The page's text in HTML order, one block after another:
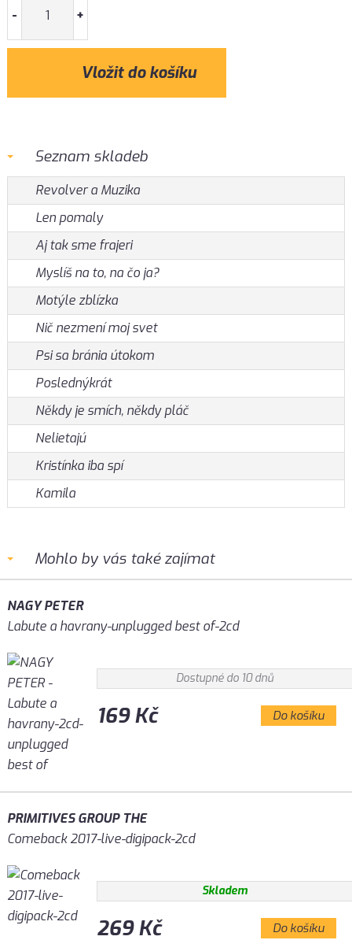
- +
Seznam skladeb
Revolver a Muzika
Len pomaly
Aj tak sme frajeri
Myslíš na to, na čo ja?
Motýle zblízka
Nič nezmení moj svet
Psi sa bránia útokom
Poslednýkrát
Někdy je smích, někdy pláč
Nelietajú
Kristínka iba spí
Kamila
Mohlo by vás také zajímat
NAGY PETER
Labute a havrany-unplugged best of-2cd
Dostupné do 10 dnů
169 Kč Do košíku
PRIMITIVES GROUP THE
Comeback 2017-live-digipack-2cd
Skladem
269 Kč Do košíku